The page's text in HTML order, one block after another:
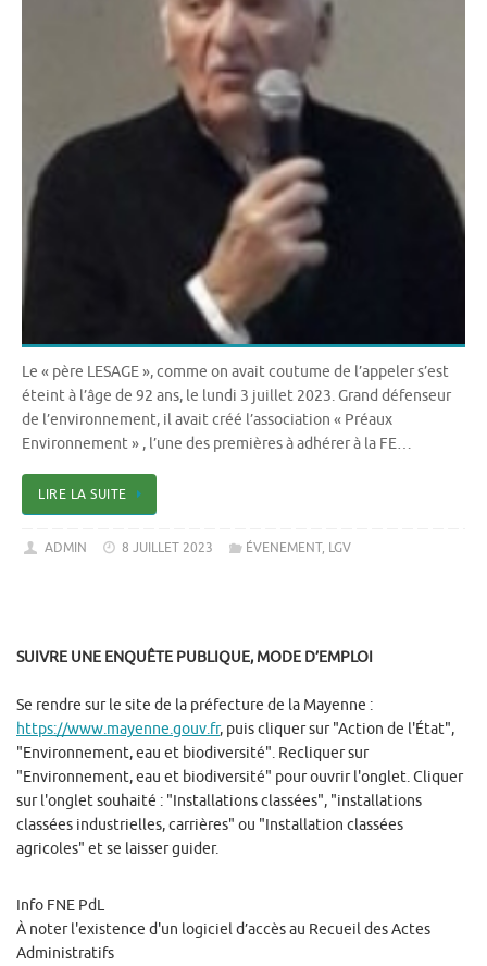
Le « père LESAGE », comme on avait coutume de l’appeler s’est
éteint à l’âge de 92 ans, le lundi 3 juillet 2023. Grand défenseur
de l’environnement, il avait créé l’association « Préaux
Environnement » , l’une des premières à adhérer à la FE…
LIRE LA SUITE
ADMIN 8 JUILLET 2023 ÉVENEMENT, LGV
SUIVRE UNE ENQUÊTE PUBLIQUE, MODE D’EMPLOI
Se rendre sur le site de la préfecture de la Mayenne :
https://www.mayenne.gouv.fr, puis cliquer sur "Action de l'État",
"Environnement, eau et biodiversité". Recliquer sur
"Environnement, eau et biodiversité" pour ouvrir l'onglet. Cliquer
sur l'onglet souhaité : "Installations classées", "installations
classées industrielles, carrières" ou "Installation classées
agricoles" et se laisser guider.
Info FNE PdL
À noter l'existence d'un logiciel d’accès au Recueil des Actes
Administratifs